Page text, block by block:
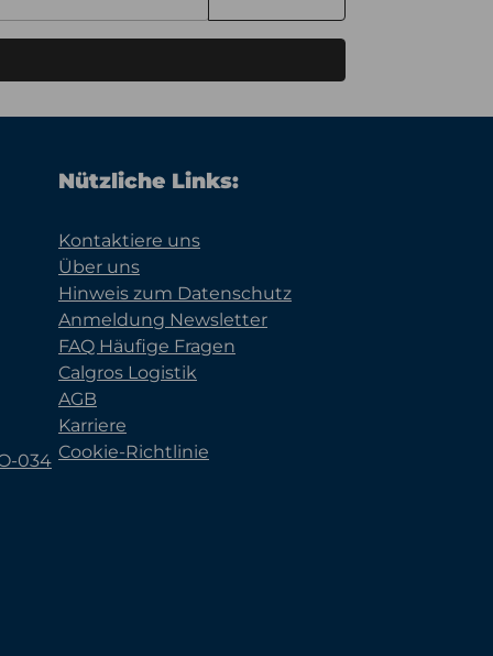
034
Nützliche Links:
Kontaktiere uns
Über uns
Hinweis zum Datenschutz
Anmeldung Newsletter
FAQ Häufige Fragen
Calgros Logistik
AGB
Karriere
Cookie-Richtlinie